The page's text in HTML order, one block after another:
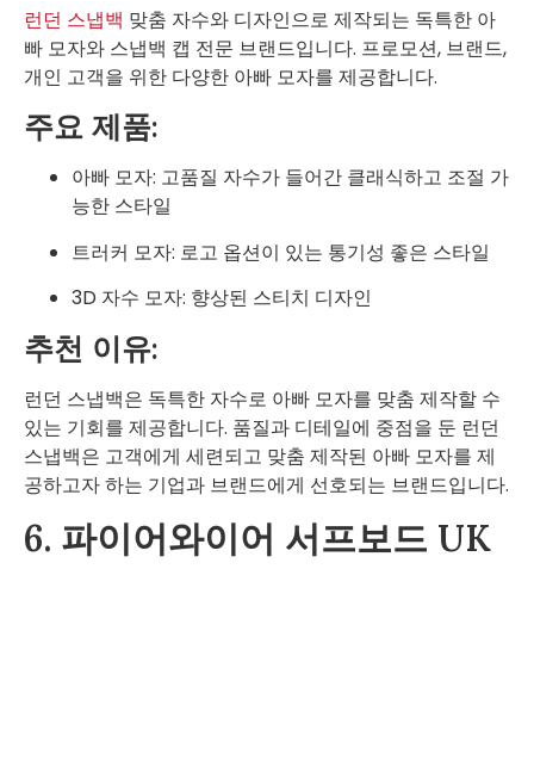
런던 스냅백 맞춤 자수와 디자인으로 제작되는 독특한 아
빠 모자와 스냅백 캡 전문 브랜드입니다. 프로모션, 브랜드,
개인 고객을 위한 다양한 아빠 모자를 제공합니다.
주요 제품:
아빠 모자: 고품질 자수가 들어간 클래식하고 조절 가
능한 스타일
트러커 모자: 로고 옵션이 있는 통기성 좋은 스타일
3D 자수 모자: 향상된 스티치 디자인
추천 이유:
런던 스냅백은 독특한 자수로 아빠 모자를 맞춤 제작할 수
있는 기회를 제공합니다. 품질과 디테일에 중점을 둔 런던
스냅백은 고객에게 세련되고 맞춤 제작된 아빠 모자를 제
공하고자 하는 기업과 브랜드에게 선호되는 브랜드입니다.
6. 파이어와이어 서프보드 UK